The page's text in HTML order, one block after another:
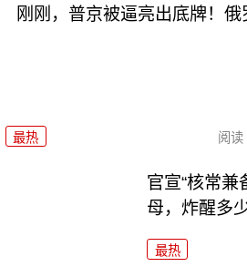
刚刚，普京被逼亮出底牌！俄
最热 阅读
官宣“核常兼
母，炸醒多
最热